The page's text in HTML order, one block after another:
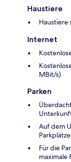
Haustiere
Haustiere
Internet
MBit/s)
Parken
Auf dem
Parkplätze
Für die
maximale